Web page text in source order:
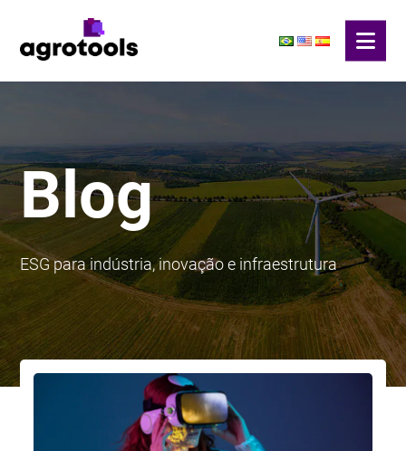
Blog
ESG para indústria, inovação e infraestrutura